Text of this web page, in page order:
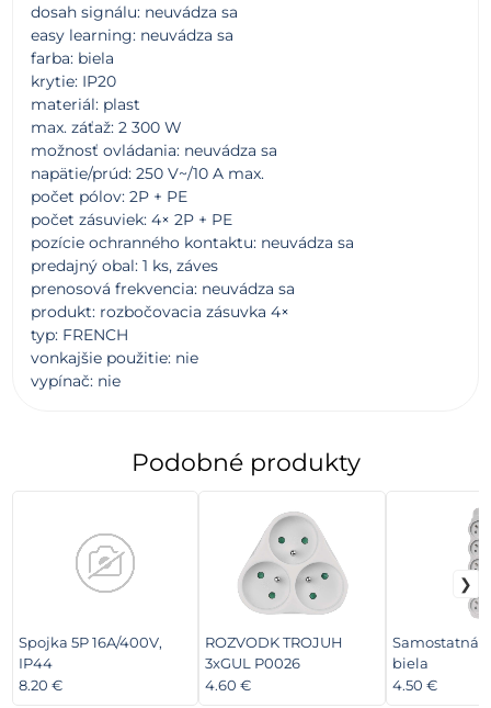
dosah signálu: neuvádza sa
easy learning: neuvádza sa
farba: biela
krytie: IP20
materiál: plast
max. záťaž: 2 300 W
možnosť ovládania: neuvádza sa
napätie/prúd: 250 V~/10 A max.
počet pólov: 2P + PE
počet zásuviek: 4× 2P + PE
pozície ochranného kontaktu: neuvádza sa
predajný obal: 1 ks, záves
prenosová frekvencia: neuvádza sa
produkt: rozbočovacia zásuvka 4×
typ: FRENCH
vonkajšie použitie: nie
vypínač: nie
Podobné produkty
Spojka 5P 16A/400V,
IP44
8.20 €
ROZVODK TROJUH
3xGUL P0026
4.60 €
Samostatná
biela
4.50 €